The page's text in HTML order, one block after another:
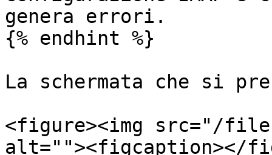
genera errori.
{% endhint %}
La schermata che si
<figure><img src="/
alt=""><figcaption></